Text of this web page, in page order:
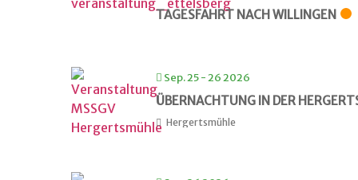
TAGESFAHRT NACH WILLINGEN
Sep. 25 - 26 2026
ÜBERNACHTUNG IN DER
Hergertsmühle